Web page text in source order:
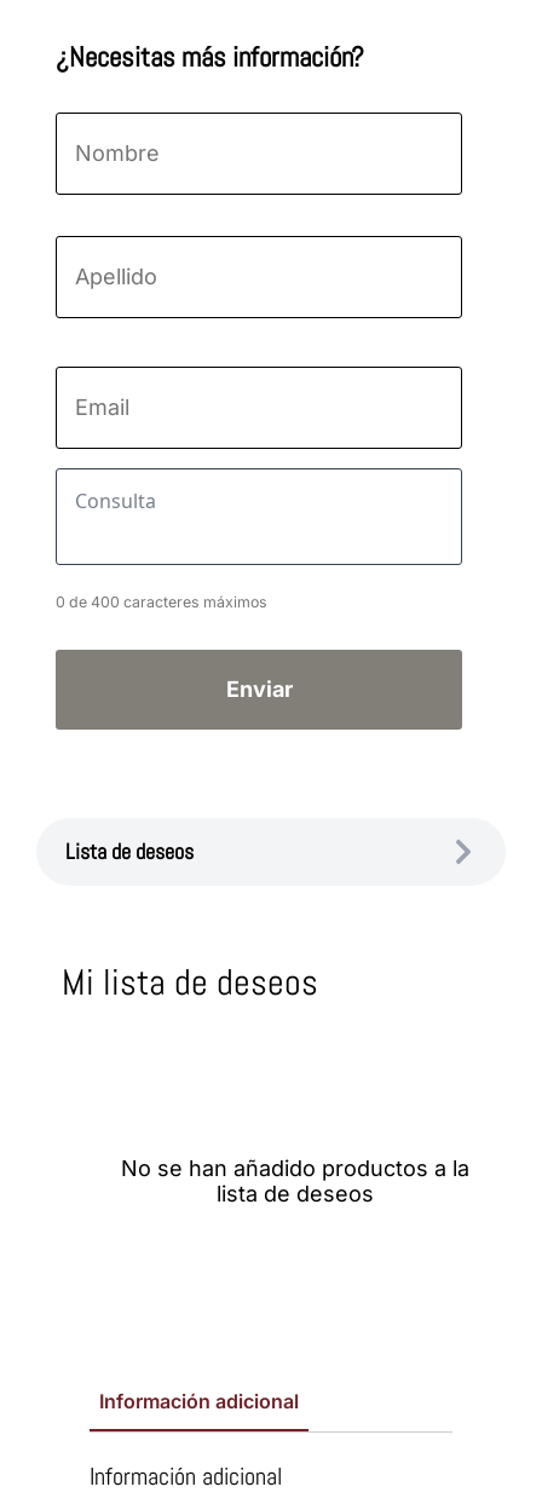
¿Necesitas más información?
Consulta
0 de 400 caracteres máximos
Lista de deseos
Mi lista de deseos
No se han añadido productos a la
lista de deseos
Información adicional
Información adicional